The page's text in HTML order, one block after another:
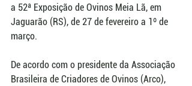
a 52ª Exposição de Ovinos Meia Lã, em
Jaguarão (RS), de 27 de fevereiro a 1º de
março.
De acordo com o presidente da Associação
Brasileira de Criadores de Ovinos (Arco),